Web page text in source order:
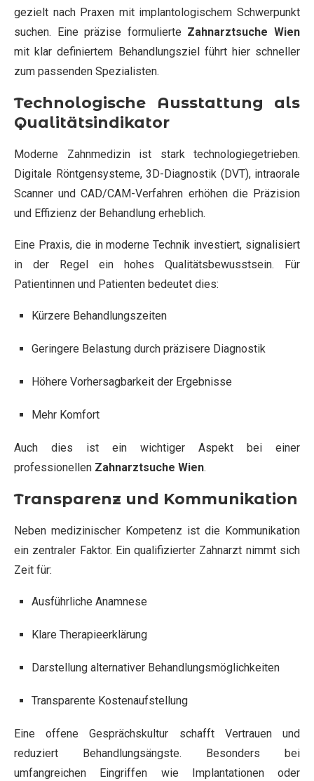
gezielt nach Praxen mit implantologischem Schwerpunkt
suchen. Eine präzise formulierte Zahnarztsuche Wien
mit klar definiertem Behandlungsziel führt hier schneller
zum passenden Spezialisten.
Technologische Ausstattung als
Qualitätsindikator
Moderne Zahnmedizin ist stark technologiegetrieben.
Digitale Röntgensysteme, 3D-Diagnostik (DVT), intraorale
Scanner und CAD/CAM-Verfahren erhöhen die Präzision
und Effizienz der Behandlung erheblich.
Eine Praxis, die in moderne Technik investiert, signalisiert
in der Regel ein hohes Qualitätsbewusstsein. Für
Patientinnen und Patienten bedeutet dies:
Kürzere Behandlungszeiten
Geringere Belastung durch präzisere Diagnostik
Höhere Vorhersagbarkeit der Ergebnisse
Mehr Komfort
Auch dies ist ein wichtiger Aspekt bei einer
professionellen Zahnarztsuche Wien.
Transparenz und Kommunikation
Neben medizinischer Kompetenz ist die Kommunikation
ein zentraler Faktor. Ein qualifizierter Zahnarzt nimmt sich
Zeit für:
Ausführliche Anamnese
Klare Therapieerklärung
Darstellung alternativer Behandlungsmöglichkeiten
Transparente Kostenaufstellung
Eine offene Gesprächskultur schafft Vertrauen und
reduziert Behandlungsängste. Besonders bei
umfangreichen Eingriffen wie Implantationen oder